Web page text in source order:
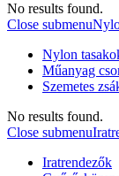
No results found.
Close submenu
Nylon
Műanyag
Szemetes
No results found.
Close submenu
Iratrendezők